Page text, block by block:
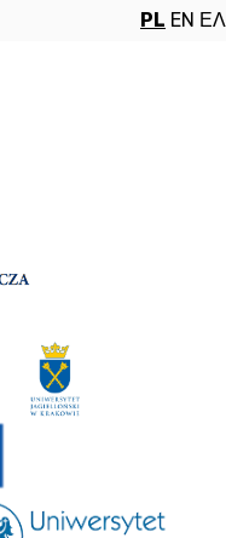
PL EN ΕΛ